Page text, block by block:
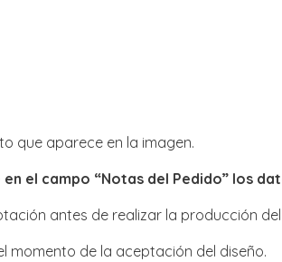
que aparece en la imagen.
el campo “Notas del Pedido” los
antes de realizar la producción
momento de la aceptación del diseño.